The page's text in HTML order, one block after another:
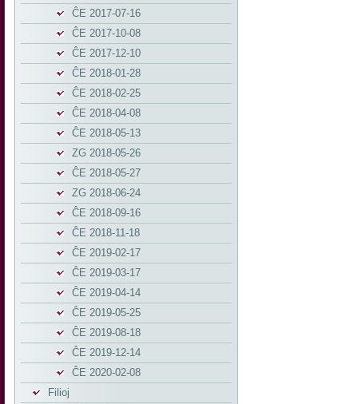
ĈE 2017-07-16
ĈE 2017-10-08
ĈE 2017-12-10
ĈE 2018-01-28
ĈE 2018-02-25
ĈE 2018-04-08
ĈE 2018-05-13
ZG 2018-05-26
ĈE 2018-05-27
ZG 2018-06-24
ĈE 2018-09-16
ĈE 2018-11-18
ĈE 2019-02-17
ĈE 2019-03-17
ĈE 2019-04-14
ĈE 2019-05-25
ĈE 2019-08-18
ĈE 2019-12-14
ĈE 2020-02-08
Filioj